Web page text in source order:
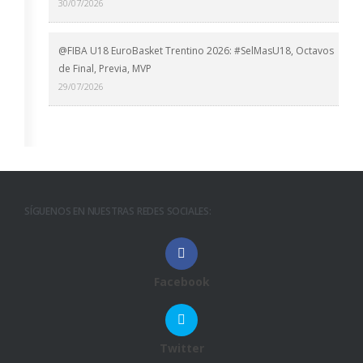
30/07/2026
@FIBA U18 EuroBasket Trentino 2026: #SelMasU18, Octavos
de Final, Previa, MVP
29/07/2026
SÍGUENOS EN NUESTRAS REDES SOCIALES:
Facebook
Twitter